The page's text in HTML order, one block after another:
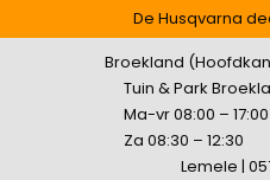
De Husqvarna
Broekland
Tuin & Park
Ma-vr 08:00 – 17:00
Za 08:30 – 12:30
Lemele |